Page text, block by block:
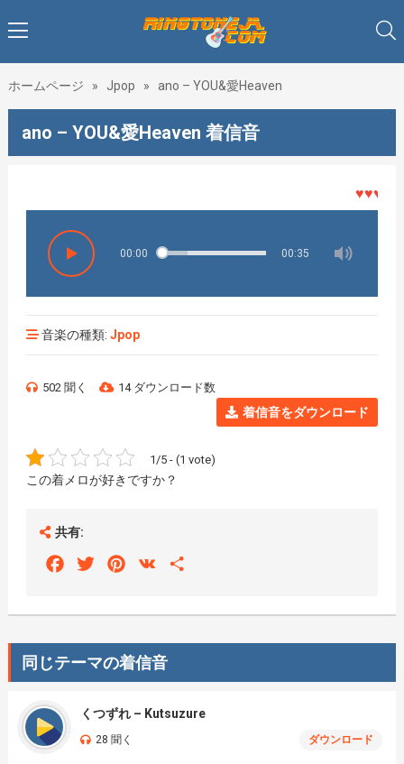
ホームページ » Jpop » ano – YOU&愛Heaven
ano – YOU&愛Heaven 着信音
♥♥♥着メ
00:00 00:35
音楽の種類: Jpop
502 聞く 14 ダウンロード数
着信音をダウンロード
1/5 - (1 vote)
この着メロが好きですか？
共有:
FacebookTwitterPinterest
VK
同じテーマの着信音
くつずれ – Kutsuzure
28 聞く ダウンロード